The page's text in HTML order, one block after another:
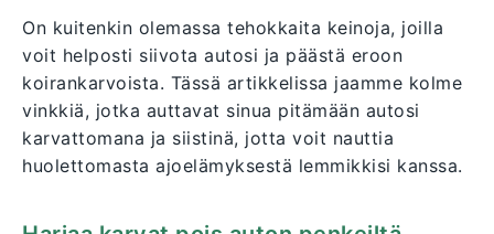
On kuitenkin olemassa tehokkaita keinoja, joilla
voit helposti siivota autosi ja päästä eroon
koirankarvoista. Tässä artikkelissa jaamme kolme
vinkkiä, jotka auttavat sinua pitämään autosi
karvattomana ja siistinä, jotta voit nauttia
huolettomasta ajoelämyksestä lemmikkisi kanssa.